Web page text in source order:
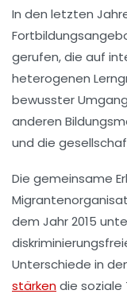
In den letzten
gerufen, die auf
heterogenen
bewusster
anderen
und die
Die gemeinsame
dem Jahr 2015
Unterschiede in
stärkendie soziale